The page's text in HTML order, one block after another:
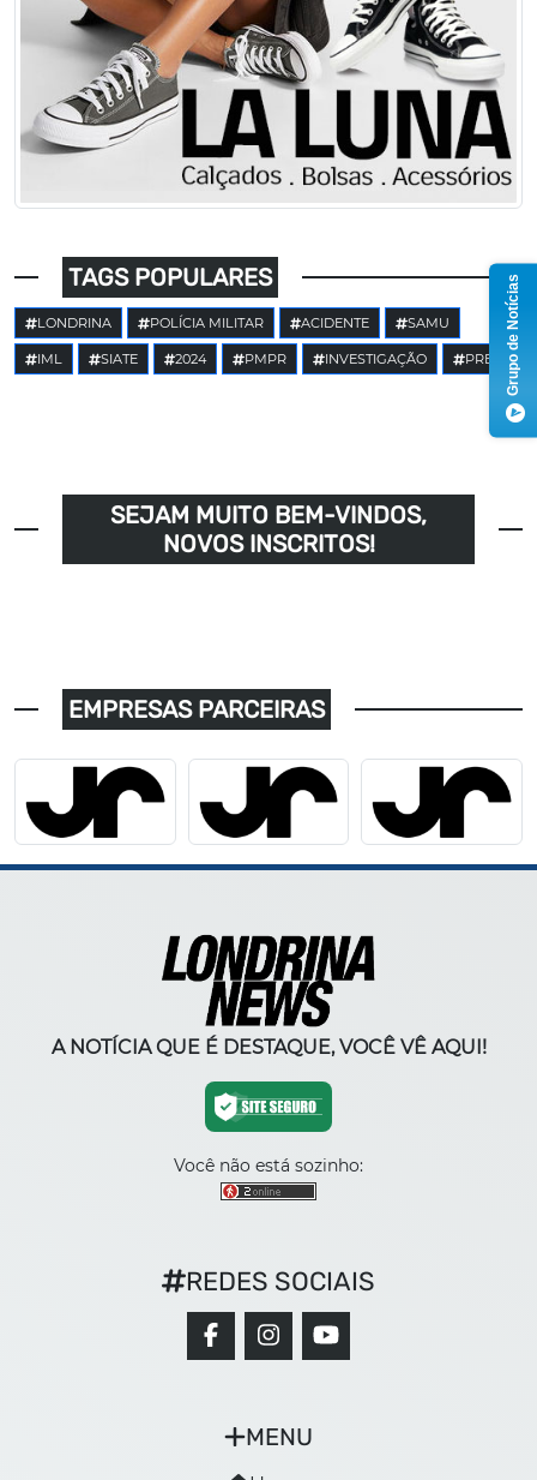
TAGS POPULARES
LONDRINA POLÍCIA MILITAR ACIDENTE SAMU
IML SIATE 2024 PMPR INVESTIGAÇÃO PRE
SEJAM MUITO BEM-VINDOS,
NOVOS INSCRITOS!
EMPRESAS PARCEIRAS
A NOTÍCIA QUE É DESTAQUE, VOCÊ VÊ AQUI!
Você não está sozinho:
MENU
REDES SOCIAIS
Grupo de Notícias